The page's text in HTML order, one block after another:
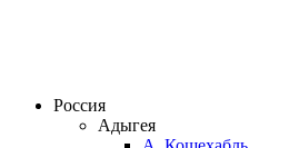
Россия
Адыгея